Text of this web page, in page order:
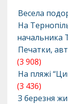
Весела
На
начальника
Печатки,
(3 908)
На пляжі
(3 436)
З березня